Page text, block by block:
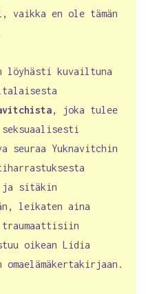
vaikka en ole tämän
löyhästi kuvailtuna
, joka tulee
seksuaalisesti
seuraa Yuknavitchin
ja sitäkin
leikaten aina
traumaattisiin
oikean Lidia
omaelämäkertakirjaan.